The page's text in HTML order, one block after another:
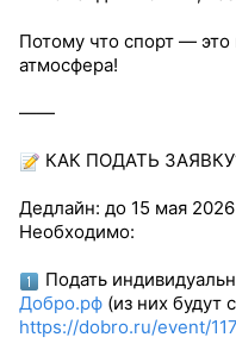
Потому что спорт — это
атмосфера!
——
КАК ПОДАТЬ
Дедлайн: до 15 мая 2026
Необходимо:
Подать
Добро.рф (из них
https://dobro.ru/event/